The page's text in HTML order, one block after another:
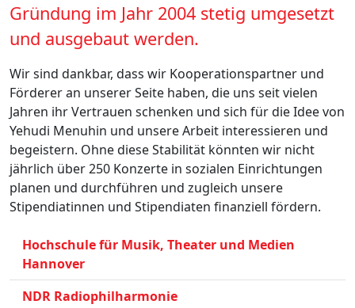
Gründung im Jahr 2004 stetig umgesetzt
und ausgebaut werden.
Wir sind dankbar, dass wir Kooperationspartner und
Förderer an unserer Seite haben, die uns seit vielen
Jahren ihr Vertrauen schenken und sich für die Idee von
Yehudi Menuhin und unsere Arbeit interessieren und
begeistern. Ohne diese Stabilität könnten wir nicht
jährlich über 250 Konzerte in sozialen Einrichtungen
planen und durchführen und zugleich unsere
Stipendiatinnen und Stipendiaten finanziell fördern.
Hochschule für Musik, Theater und Medien
Hannover
NDR Radiophilharmonie